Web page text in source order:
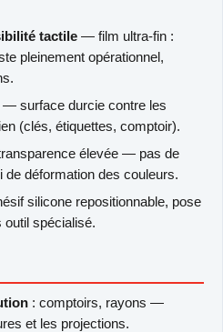
tactile — film ultra-fin :
pleinement opérationnel,
— surface durcie contre les
(clés, étiquettes, comptoir).
élevée — pas de
de déformation des couleurs.
silicone repositionnable, pose
outil spécialisé.
: comptoirs, rayons —
et les projections.